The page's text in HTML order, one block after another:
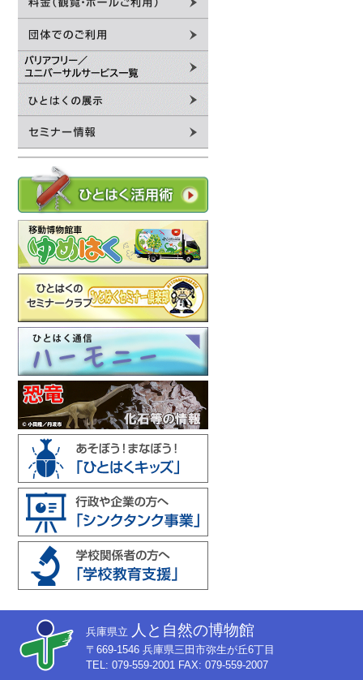
兵庫県立 人と自然の博物館
〒669-1546 兵庫県三田市弥生が丘6丁目
TEL: 079-559-2001 FAX: 079-559-2007